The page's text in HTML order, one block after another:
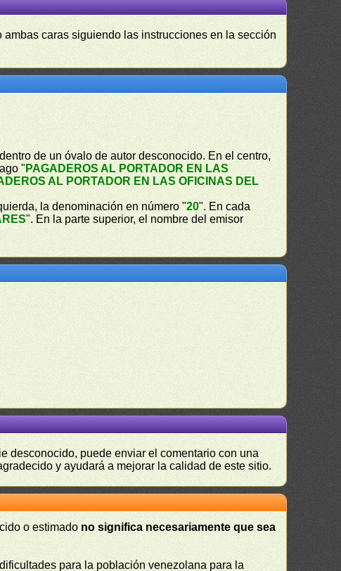
caras siguiendo las instrucciones en la sección
dentro de un óvalo de autor desconocido. En el centro,
" PAGADEROS AL PORTADOR EN LAS
AL PORTADOR EN LAS OFICINAS DEL
la denominación en número "20". En cada
". En la parte superior, el nombre del emisor
desconocido, puede enviar el comentario con una
y ayudará a mejorar la calidad de este sitio.
o estimado no significa necesariamente que sea
para la población venezolana para la